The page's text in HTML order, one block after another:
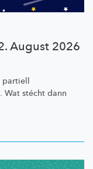
August 2026
partiell
Wat stécht dann